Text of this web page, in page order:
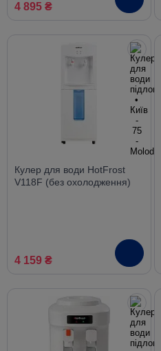
4 895 ₴
Кулер для води HotFrost
V118F (без охолодження)
4 159 ₴